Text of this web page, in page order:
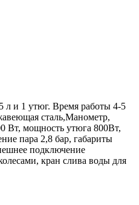
л и 1 утюг. Время работы 4-5
сталь,Манометр,
Вт, мощность утюга 800Вт,
пара 2,8 бар, габариты
подключение
кран слива воды для